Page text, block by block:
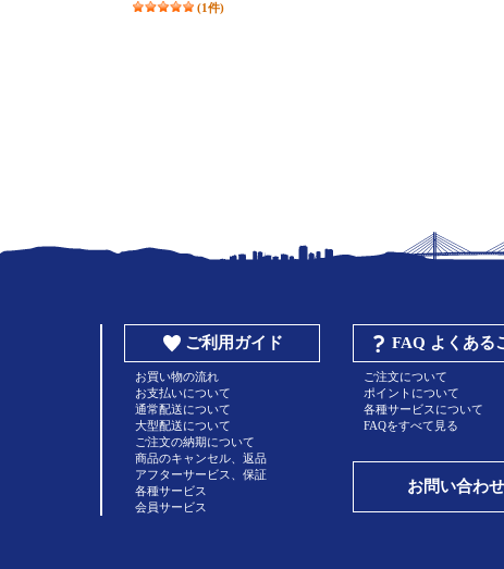
(1件)
ご利用ガイド
お買い物の流れ
お支払いについて
通常配送について
大型配送について
ご注文の納期について
商品のキャンセル、返品
アフターサービス、保証
各種サービス
会員サービス
FAQ よくある
ご注文について
ポイントについて
各種サービスについて
FAQをすべて見る
お問い合わせ